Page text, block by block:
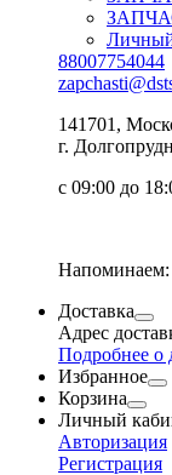
88007754044
141701,
г.
с 09:00 до
Напоминаем:
Доставка
Адрес
Подробнее о
Избранное
Корзина
Личный
Авторизация
Регистрация